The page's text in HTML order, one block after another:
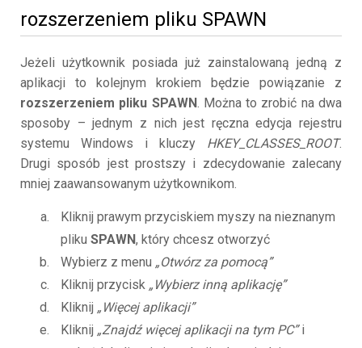
rozszerzeniem pliku SPAWN
Jeżeli użytkownik posiada już zainstalowaną jedną z
aplikacji to kolejnym krokiem będzie powiązanie z
rozszerzeniem pliku SPAWN. Można to zrobić na dwa
sposoby – jednym z nich jest ręczna edycja rejestru
systemu Windows i kluczy HKEY_CLASSES_ROOT.
Drugi sposób jest prostszy i zdecydowanie zalecany
mniej zaawansowanym użytkownikom.
Kliknij prawym przyciskiem myszy na nieznanym
pliku SPAWN, który chcesz otworzyć
Wybierz z menu „Otwórz za pomocą”
Kliknij przycisk „Wybierz inną aplikację”
Kliknij „Więcej aplikacji”
Kliknij „Znajdź więcej aplikacji na tym PC”i